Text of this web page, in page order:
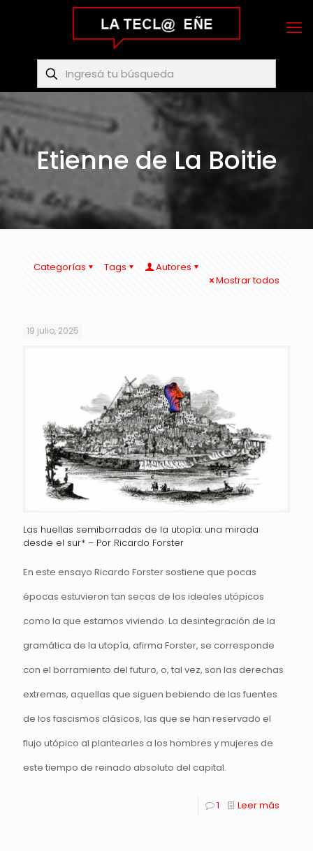
Etienne de La Boitie
Categorías Tags
Autores
Mostrar todos
19 julio, 2025
Las huellas semiborradas de la utopía: una mirada
desde el sur* – Por Ricardo Forster
En este ensayo Ricardo Forster sostiene que pocas
épocas estuvieron tan secas de los ideales utópicos
como la que estamos viviendo. La desintegración de la
gramática de la utopía, afirma Forster, se corresponde
con el borramiento del futuro, o, tal vez, son las derechas
extremas, aquellas que siguen bebiendo de las fuentes
de los fascismos clásicos, las que se han reservado el
flujo utópico al plantearles a los hombres y mujeres de
este tiempo de reinado absoluto del capital.
1 Leer más